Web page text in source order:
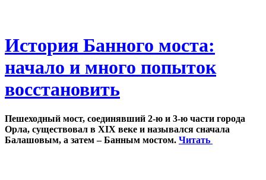
История Банного моста:
начало и много попыток
восстановить
Пешеходный мост, соединявший 2-ю и 3-ю части города
Орла, существовал в XIX веке и назывался сначала
Балашовым, а затем – Банным мостом. Читать